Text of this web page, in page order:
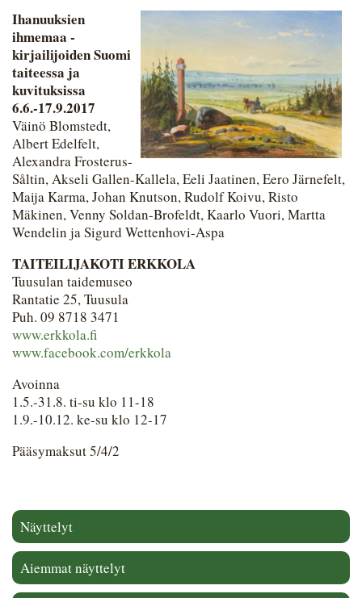
Ihanuuksien
ihmemaa -
kirjailijoiden Suomi
taiteessa ja
kuvituksissa
6.6.-17.9.2017
Väinö Blomstedt,
Albert Edelfelt,
Alexandra Frosterus-
Såltin, Akseli Gallen-Kallela, Eeli Jaatinen, Eero Järnefelt,
Maija Karma, Johan Knutson, Rudolf Koivu, Risto
Mäkinen, Venny Soldan-Brofeldt, Kaarlo Vuori, Martta
Wendelin ja Sigurd Wettenhovi-Aspa
TAITEILIJAKOTI ERKKOLA
Tuusulan taidemuseo
Rantatie 25, Tuusula
Puh. 09 8718 3471
www.erkkola.fi
www.facebook.com/erkkola
Avoinna
1.5.-31.8. ti-su klo 11-18
1.9.-10.12. ke-su klo 12-17
Pääsymaksut 5/4/2 
Näyttelyt
Aiemmat näyttelyt